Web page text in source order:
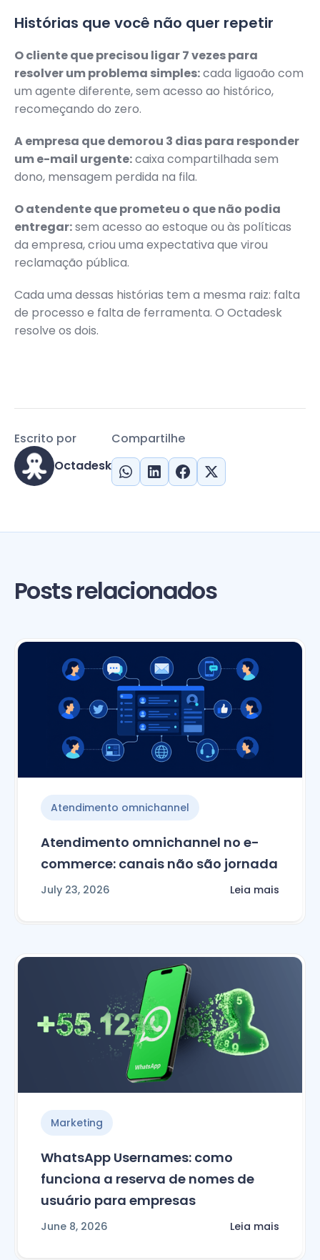
Histórias que você não quer repetir
O cliente que precisou ligar 7 vezes para
resolver um problema simples:cada ligaoão com
um agente diferente, sem acesso ao histórico,
recomeçando do zero.
A empresa que demorou 3 dias para responder
um e-mail urgente:caixa compartilhada sem
dono, mensagem perdida na fila.
O atendente que prometeu o que não podia
entregar:sem acesso ao estoque ou às políticas
da empresa, criou uma expectativa que virou
reclamação pública.
Cada uma dessas histórias tem a mesma raiz: falta
de processo e falta de ferramenta. O Octadesk
resolve os dois.
Compartilhe
Escrito por
Octadesk
Posts relacionados
Atendimento omnichannel
Atendimento omnichannel no e-
commerce: canais não são jornada
July 23, 2026 Leia mais
Marketing
WhatsApp Usernames: como
funciona a reserva de nomes de
usuário para empresas
June 8, 2026 Leia mais